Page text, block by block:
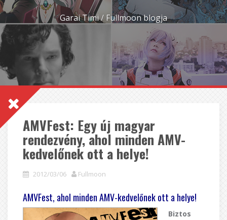
Garai Timi / Fullmoon blogja
AMVFest: Egy új magyar
rendezvény, ahol minden AMV-
kedvelőnek ott a helye!
2012/03/06 Fullmoon
AMVFest, ahol minden AMV-kedvelőnek ott a helye!
Biztos